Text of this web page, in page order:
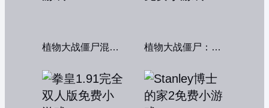
植物大战僵尸混合版 植物大战僵尸：融合变种